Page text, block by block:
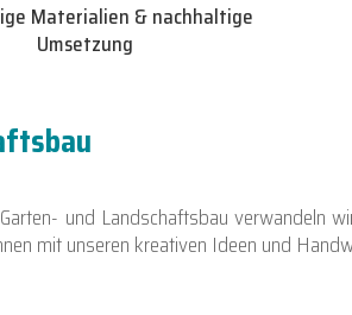
Materialien & nachhaltige
Umsetzung
und Landschaftsbau verwandeln
mit unseren kreativen Ideen und